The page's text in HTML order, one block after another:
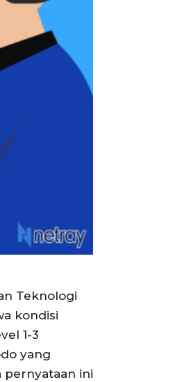
Teknologi
kondisi
1-3
yang
pernyataan ini